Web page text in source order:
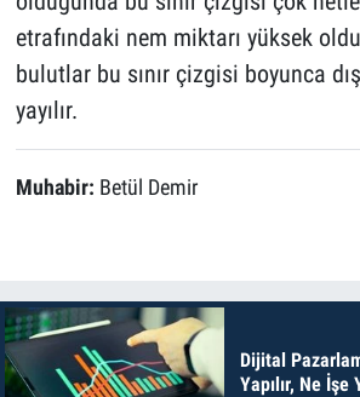
etrafındaki nem miktarı yüksek
bulutlar bu sınır çizgisi boyunca
yayılır.
Muhabir: Betül Demir
Dijital
Yapılır, Ne İşe